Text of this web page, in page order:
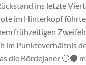
ins letzte
im Hinterkopf
frühzeitigen
im Punkteverhältnis
die Bördejaner 🔵🔴